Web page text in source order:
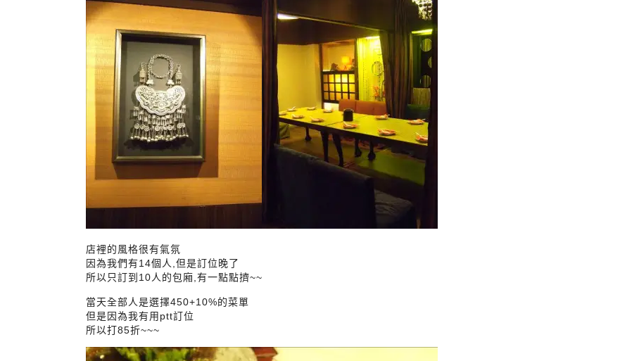
店裡的風格很有氣氛
因為我們有14個人,但是訂位晚了
所以只訂到10人的包廂,有一點點擠~~
當天全部人是選擇450+10%的菜單
但是因為我有用ptt訂位
所以打85折~~~